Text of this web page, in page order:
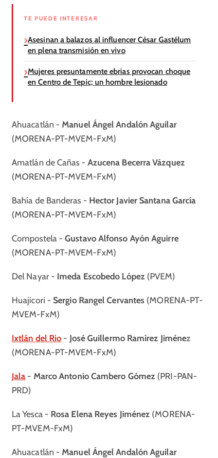
TE PUEDE INTERESAR
Asesinan a balazos al influencer César Gastélum
en plena transmisión en vivo
Mujeres presuntamente ebrias provocan choque
en Centro de Tepic; un hombre lesionado
Ahuacatlán -Manuel Ángel Andalón Aguilar
(MORENA-PT-MVEM-FxM)
Amatlán de Cañas - Azucena Becerra Vázquez
(MORENA-PT-MVEM-FxM)
Bahía de Banderas - Hector Javier Santana García
(MORENA-PT-MVEM-FxM)
Compostela -Gustavo Alfonso Ayón Aguirre
(MORENA-PT-MVEM-FxM)
Del Nayar - Imeda Escobedo López(PVEM)
Huajicori - Sergio Rangel Cervantes (MORENA-PT-
MVEM-FxM)
Ixtlán del Rio - José Guillermo Ramírez Jiménez
(MORENA-PT-MVEM-FxM)
Jala - Marco Antonio Cambero Gómez (PRI-PAN-
PRD)
La Yesca - Rosa Elena Reyes Jiménez (MORENA-
PT-MVEM-FxM)
Ahuacatlán -Manuel Ángel Andalón Aguilar